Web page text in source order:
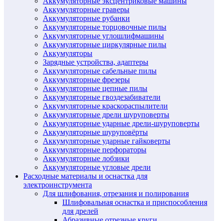
Аккумуляторные граверы
Аккумуляторные рубанки
Аккумуляторные торцовочные пилы
Аккумуляторные углошлифмашины
Аккумуляторные циркулярные пилы
Аккумуляторы
Зарядные устройства, адаптеры
Аккумуляторные сабельные пилы
Аккумуляторные фрезеры
Аккумуляторные цепные пилы
Аккумуляторные гвоздезабиватели
Аккумуляторные краскораспылители
Аккумуляторные дрели шуруповерты
Аккумуляторные ударные дрели-шуруповерты
Аккумуляторные шуруповёрты
Аккумуляторные ударные гайковерты
Аккумуляторные перфораторы
Аккумуляторные лобзики
Аккумуляторные угловые дрели
Расходные материалы и оснастка для
электроинструмента
Для шлифования, отрезания и полирования
Шлифовальная оснастка и приспособления
для дрелей